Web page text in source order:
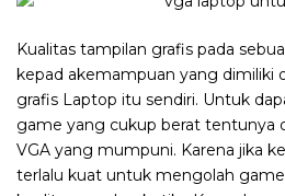
Kualitas tampilan grafis pada
kepad akemampuan yang dimiliki
grafis Laptop itu sendiri. Untuk
game yang cukup berat tentunya
VGA yang mumpuni. Karena jika
terlalu kuat untuk mengolah